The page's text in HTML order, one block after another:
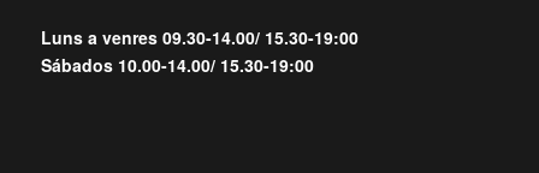
Luns a venres 09.30-14.00/ 15.30-19:00
Sábados 10.00-14.00/ 15.30-19:00